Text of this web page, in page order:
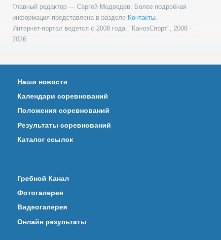
Главный редактор — Сергей Медведев. Более подробная
информация представлена в разделе Контакты
Интернет-портал ведется с 2008 года. "КаноэСпорт", 2008 -
2026.
Наши новости
Календари соревнований
Положения соревнований
Результаты соревнований
Каталог ссылок
Гребной Канал
Фотогалерея
Видеогалерея
Онлайн результаты